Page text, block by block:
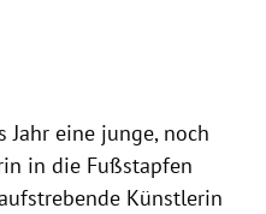
Jahr eine junge, noch
in die Fußstapfen
Künstlerin